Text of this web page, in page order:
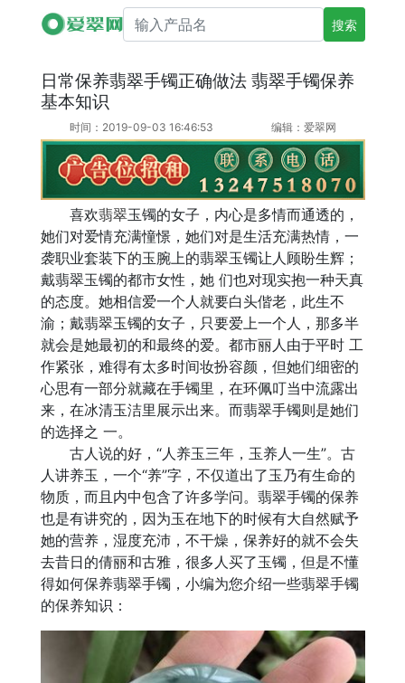
搜索产品名
日常保养翡翠手镯正确做法 翡翠手镯保养
基本知识
时间：2019-09-03 16:46:53 编辑：爱翠网
喜欢翡翠玉镯的女子，内心是多情而通透的，
她们对爱情充满憧憬，她们对是生活充满热情，一
袭职业套装下的玉腕上的翡翠玉镯让人顾盼生辉；
戴翡翠玉镯的都市女性，她 们也对现实抱一种天真
的态度。她相信爱一个人就要白头偕老，此生不
渝；戴翡翠玉镯的女子，只要爱上一个人，那多半
就会是她最初的和最终的爱。都市丽人由于平时 工
作紧张，难得有太多时间妆扮容颜，但她们细密的
心思有一部分就藏在手镯里，在环佩叮当中流露出
来，在冰清玉洁里展示出来。而翡翠手镯则是她们
的选择之 一。
古人说的好，“人养玉三年，玉养人一生”。古
人讲养玉，一个“养”字，不仅道出了玉乃有生命的
物质，而且内中包含了许多学问。翡翠手镯的保养
也是有讲究的，因为玉在地下的时候有大自然赋予
她的营养，湿度充沛，不干燥，保养好的就不会失
去昔日的倩丽和古雅，很多人买了玉镯，但是不懂
得如何保养翡翠手镯，小编为您介绍一些翡翠手镯
的保养知识：